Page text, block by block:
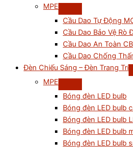
MPE
Cầu Dao Tự Động
Cầu Dao Bảo Vệ Rò
Cầu Dao An Toàn
Cầu Dao Chống
Đèn Chiếu Sáng – Đèn Trang Trí
MPE
Bóng đèn LED bulb
Bóng đèn LED bulb
Bóng đèn LED bulb
Bóng đèn LED bulb
Bóng đèn LED bulb